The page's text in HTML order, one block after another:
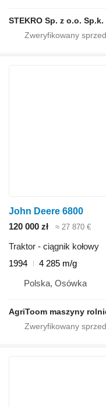
STEKRO Sp. z o.o. Sp.k.
John Deere 6800
120 000 zł
≈ 27 870 €
Traktor - ciągnik kołowy
1994
4 285 m/g
Polska, Osówka
AgriToom maszyny